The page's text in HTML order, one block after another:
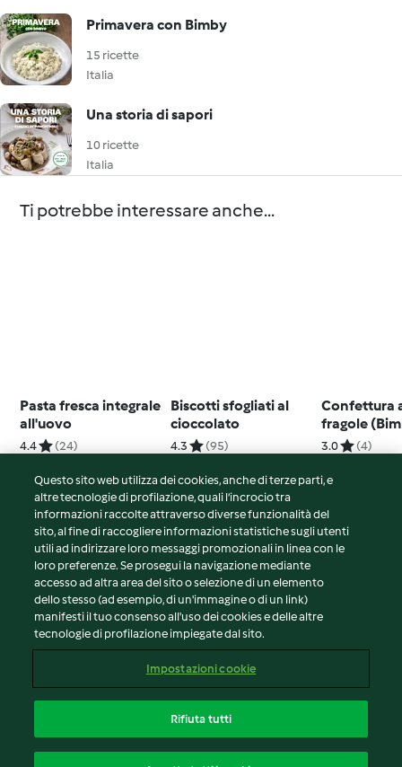
Primavera con Bimby
15 ricette
Italia
Una storia di sapori
10 ricette
Italia
Ti potrebbe interessare anche...
Pasta fresca integrale
all'uovo
4.4 (24)
Biscotti sfogliati al
cioccolato
4.3 (95)
Confettura
fragole
Friend)
3.0 (4)
© Copyright 2026
Termini del servizio
Informativa sulla privacy
Avvertenze generali
Note legali
Contenuto del rapporto
Dichiarazione di accessibilità
Questo sito web utilizza dei cookies, anche di terze parti, e
altre tecnologie di profilazione, quali l’incrocio tra
informazioni raccolte attraverso diverse funzionalità del
sito, al fine di raccogliere informazioni statistiche sugli utenti
utili ad indirizzare loro messaggi promozionali in linea con le
loro preferenze. Se prosegui la navigazione mediante
accesso ad altra area del sito o selezione di un elemento
dello stesso (ad esempio, di un'immagine o di un link)
manifesti il tuo consenso all'uso dei cookies e delle altre
tecnologie di profilazione impiegate dal sito.
Impostazioni cookie
Rifiuta tutti